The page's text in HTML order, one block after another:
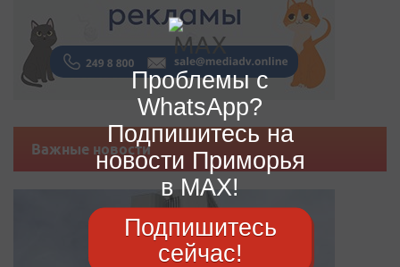
Важные новости
Проблемы с
WhatsApp?
Подпишитесь на
новости Приморья
в MAX!
Подпишитесь
сейчас!